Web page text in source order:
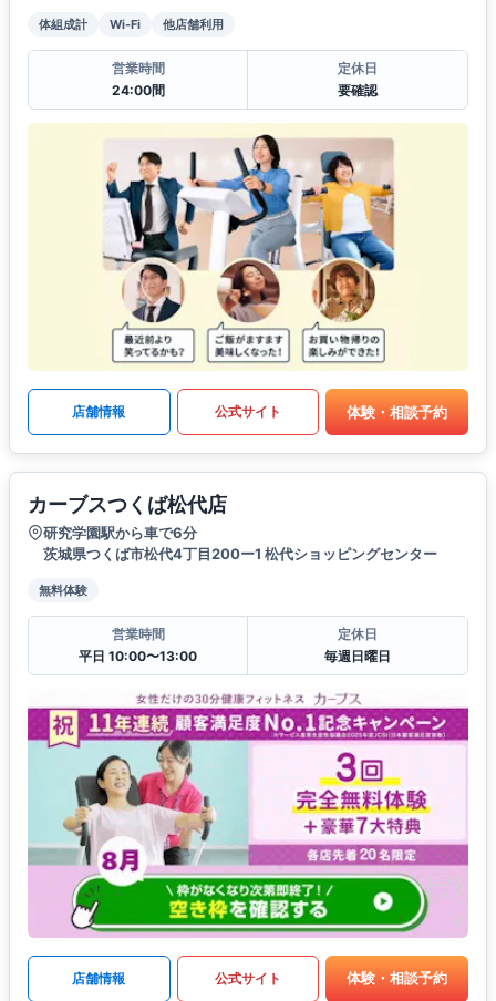
体組成計 Wi-Fi 他店舗利用
営業時間
24:00間
定休日
要確認
店舗情報 公式サイト 体験・相談予約
カーブスつくば松代店
研究学園駅から車で6分
茨城県つくば市松代4丁目200ー1 松代ショッピングセンター
無料体験
営業時間
平日 10:00〜13:00
定休日
毎週日曜日
店舗情報 公式サイト 体験・相談予約